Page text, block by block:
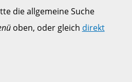
die allgemeine Suche
oben, oder gleich direkt